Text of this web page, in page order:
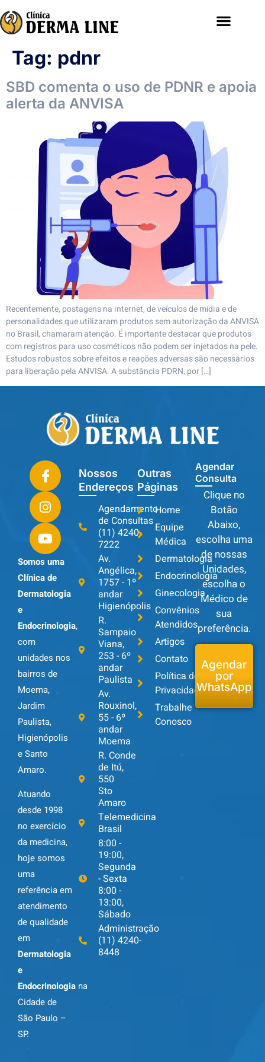
Tag: pdnr
SBD comenta o uso de PDNR e apoia
alerta da ANVISA
Recentemente, postagens na internet, de veículos de mídia e de
personalidades que utilizaram produtos sem autorização da ANVISA
no Brasil, chamaram atenção. É importante destacar que produtos
com registros para uso cosméticos não podem ser injetados na pele.
Estudos robustos sobre efeitos e reações adversas são necessários
para liberação pela ANVISA. A substância PDRN, por […]
Somos uma
Clínica de
Dermatologia
e
Endocrinologia,
com
unidades nos
bairros de
Moema,
Jardim
Paulista,
Higienópolis
e Santo
Amaro.
Atuando
desde 1998
no exercício
da medicina,
hoje somos
uma
referência em
atendimento
de qualidade
em
Dermatologia
e
Endocrinologia na
Cidade de
São Paulo –
SP.
Nossos
Endereços
Agendamento
de Consultas
(11) 4240-
7222
Av.
Angélica,
1757 - 1º
andar
Higienópolis
R.
Sampaio
Viana,
253 - 6º
andar
Paulista
Av.
Rouxinol,
55 - 6º
andar
Moema
R. Conde
de Itú,
550
Sto
Amaro
Telemedicina
Brasil
8:00 -
19:00,
Segunda
- Sexta
8:00 -
13:00,
Sábado
Administração
(11) 4240-
8448
Outras
Páginas
Home
Equipe
Médica
Dermatologia
Endocrinologia
Ginecologia
Convênios
Atendidos
Artigos
Contato
Política de
Privacidade
Trabalhe
Conosco
Agendar
Consulta
Clique no
Botão
Abaixo,
escolha uma
de nossas
Unidades,
escolha o
Médico de
sua
preferência.
Agendar
por
WhatsApp